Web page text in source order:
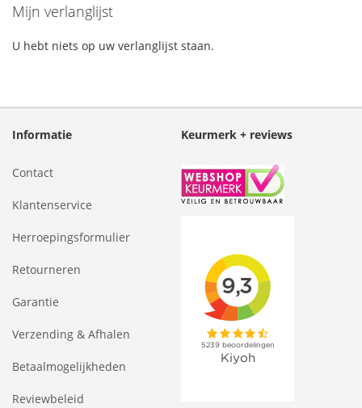
Mijn verlanglijst
U hebt niets op uw verlanglijst staan.
Informatie
Contact
Klantenservice
Herroepingsformulier
Retourneren
Garantie
Verzending & Afhalen
Betaalmogelijkheden
Reviewbeleid
Keurmerk + reviews